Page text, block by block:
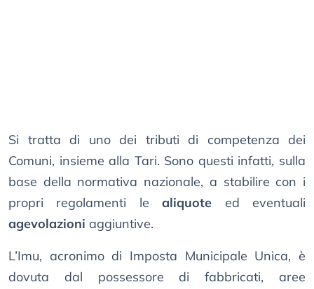
Si tratta di uno dei tributi di competenza dei
Comuni, insieme alla Tari. Sono questi infatti, sulla
base della normativa nazionale, a stabilire con i
propri regolamenti lealiquote ed eventuali
agevolazioni aggiuntive.
L’Imu, acronimo di Imposta Municipale Unica, è
dovuta dal possessore di fabbricati, aree